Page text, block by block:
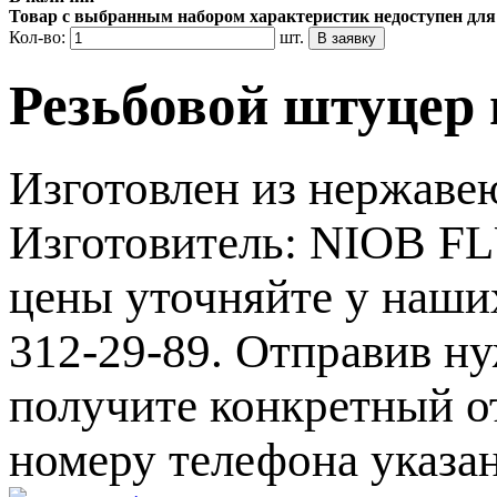
Товар с выбранным набором характеристик недоступен
Кол-во:
шт.
Резьбовой
Изготовлен из
Изготовитель: NIOB
цены уточняйте у
312-29-89. Отправив
получите конкретный
номеру телефона